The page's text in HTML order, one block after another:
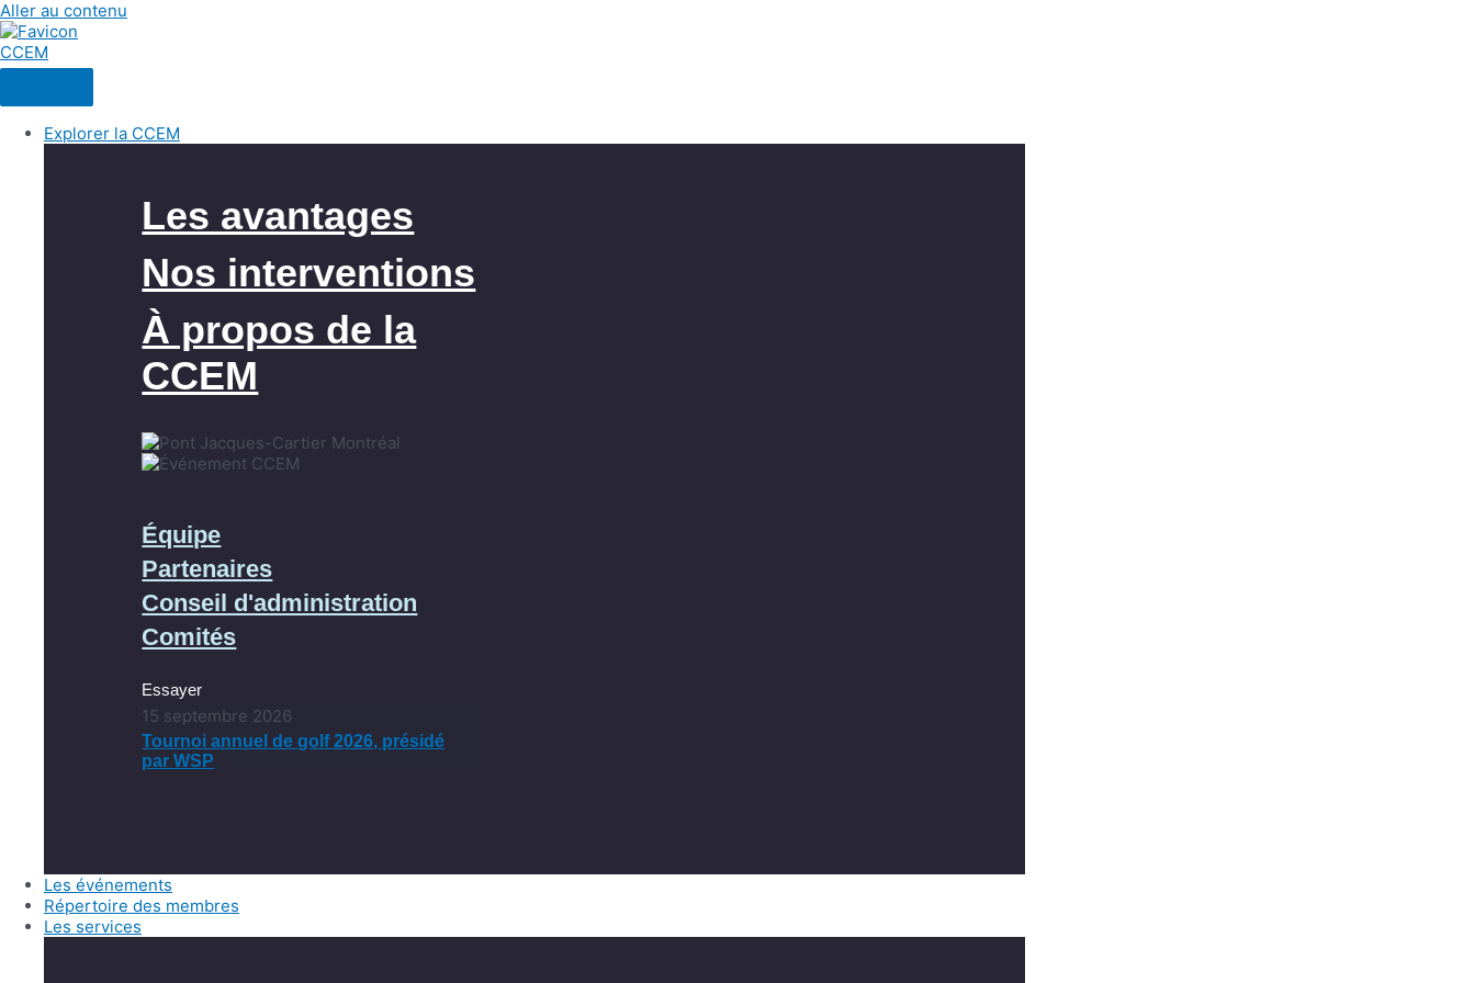
Aller au contenu
Explorer la CCEM
Les avantages
Nos interventions
À propos de la
CCEM
Équipe
Partenaires
Conseil d'administration
Comités
Essayer
15 septembre 2026
Tournoi annuel de golf 2026, présidé
par WSP
Les événements
Répertoire des membres
Les services